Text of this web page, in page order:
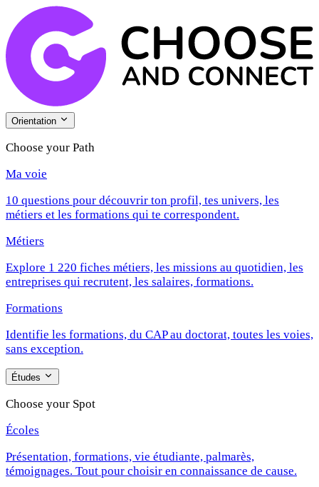
Orientation
Choose your Path
Ma voie
10 questions pour découvrir ton profil, tes univers, les
métiers et les formations qui te correspondent.
Métiers
Explore 1 220 fiches métiers, les missions au quotidien, les
entreprises qui recrutent, les salaires, formations.
Formations
Identifie les formations, du CAP au doctorat, toutes les voies,
sans exception.
Études
Choose your Spot
Écoles
Présentation, formations, vie étudiante, palmarès,
témoignages. Tout pour choisir en connaissance de cause.